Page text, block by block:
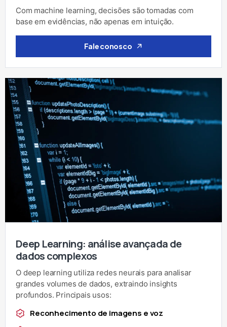
Com machine learning, decisões são tomadas com
base em evidências, não apenas em intuição.
Fale conosco
Deep Learning: análise avançada de
dados complexos
O deep learning utiliza redes neurais para analisar
grandes volumes de dados, extraindo insights
profundos. Principais usos:
Reconhecimento de imagens e voz